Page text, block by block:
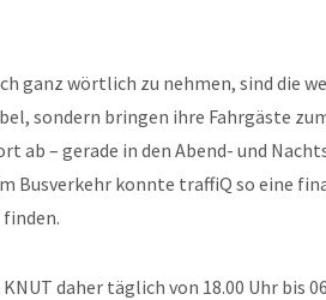
ganz wörtlich zu nehmen, sind die
sondern bringen ihre Fahrgäste
ab – gerade in den Abend- und
Busverkehr konnte traffiQ so eine
daher täglich von 18.00 Uhr bis